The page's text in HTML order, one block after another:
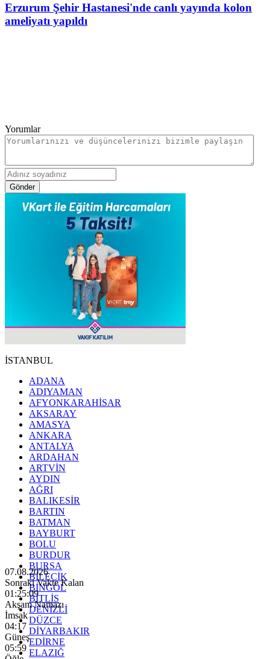
Erzurum Şehir Hastanesi'nde canlı yayında kolon
ameliyatı yapıldı
Yorumlar
Gönder
İSTANBUL
ADANA
ADIYAMAN
AFYONKARAHİSAR
AKSARAY
AMASYA
ANKARA
ANTALYA
ARDAHAN
ARTVİN
AYDIN
AĞRI
BALIKESİR
BARTIN
BATMAN
BAYBURT
BOLU
BURDUR
BURSA
BİLECİK
BİNGÖL
BİTLİS
DENİZLİ
DÜZCE
DİYARBAKIR
EDİRNE
ELAZIĞ
07.08.2026
Sonraki Vakte Kalan
01:25:07
Akşam Namazı
İmsak
04:17
Güneş
05:59